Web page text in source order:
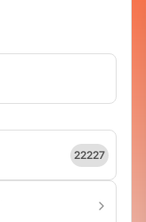
22227